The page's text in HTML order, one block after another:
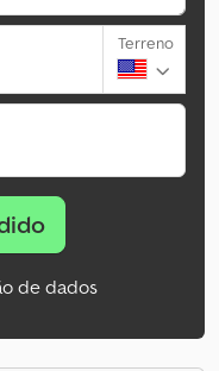
Terreno
de dados